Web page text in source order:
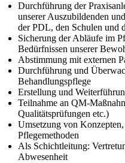
Durchführung der
unserer Auszubildenden
der PDL, den Schulen und
Sicherung der Abläufe im
Bedürfnissen unserer
Abstimmung mit externen
Durchführung und
Behandlungspflege
Erstellung und
Teilnahme an QM-
Qualitätsprüfungen etc.)
Umsetzung von
Pflegemethoden
Als Schichtleitung:
Abwesenheit